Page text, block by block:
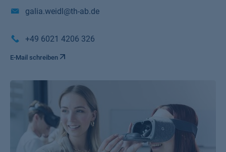
galia.weidl@th-ab.de
+49 6021 4206 326
E-Mail schreiben